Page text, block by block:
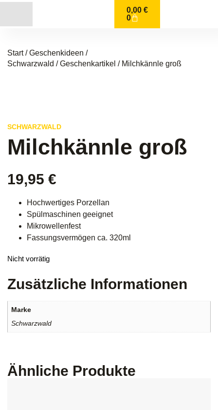
0,00 €
0
Start/Geschenkideen /
Schwarzwald /Geschenkartikel / Milchkännle groß
SCHWARZWALD
Milchkännle groß
19,95 €
Hochwertiges Porzellan
Spülmaschinen geeignet
Mikrowellenfest
Fassungsvermögen ca. 320ml
Nicht vorrätig
Zusätzliche Informationen
Marke
Schwarzwald
Ähnliche Produkte